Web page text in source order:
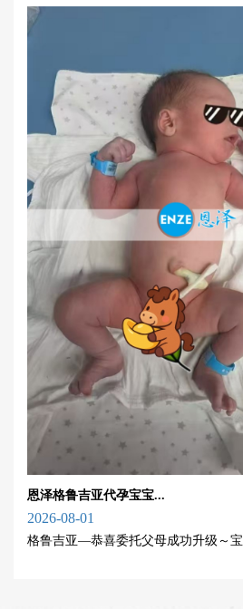
恩泽格鲁吉亚代孕宝宝...
2026-08-01
格鲁吉亚—恭喜委托父母成功升级～宝